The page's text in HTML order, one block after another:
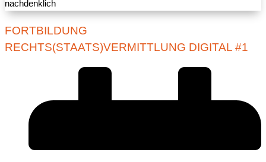
FORTBILDUNG
RECHTS(STAATS)VERMITTLUNG DIGITAL #1